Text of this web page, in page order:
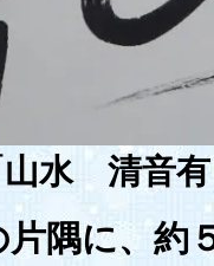
山水 清音
隅に、約